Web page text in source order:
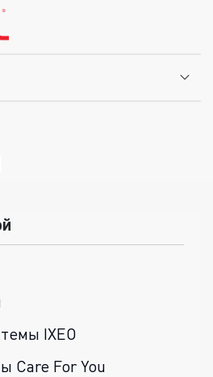
IXEO
Care For You